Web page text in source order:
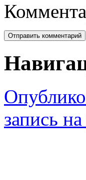
запись